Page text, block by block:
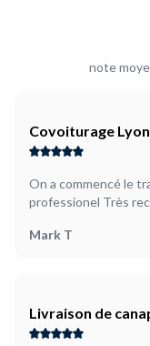
Où en êtes-vous
8ème à Villeurbanne.
note
Covoiturage
On a commencé le
professionel Très
Mark T
Livraison de